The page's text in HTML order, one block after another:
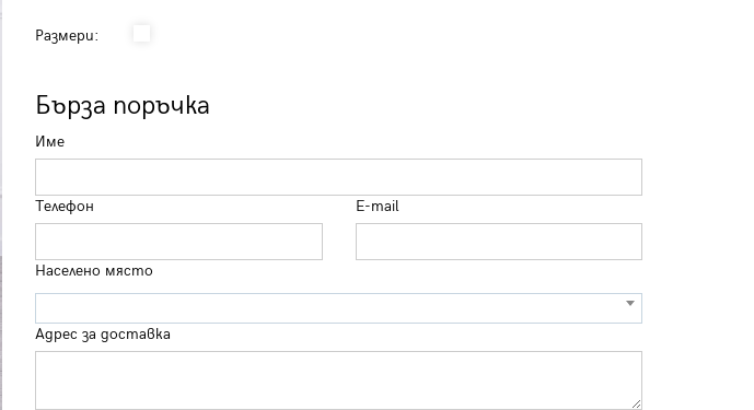
Размери:
Бърза поръчка
Име
Телефон E-mail
Населено място
Адрес за доставка